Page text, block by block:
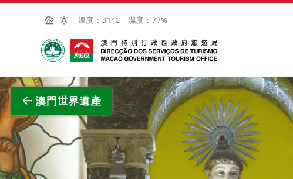
跳至主内容
溫度： 31°C 濕度： 77%
澳門特別行政區政府旅遊局
澳門世界遺產